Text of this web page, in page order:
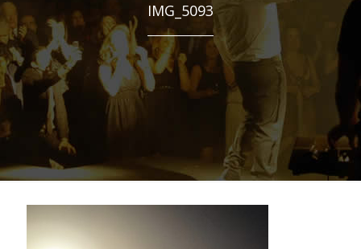
IMG_5093